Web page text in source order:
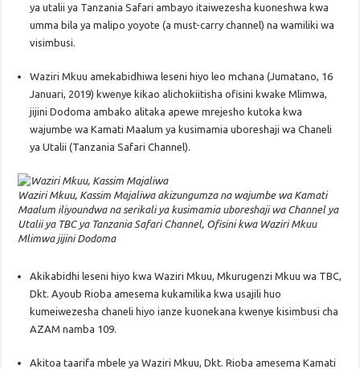
ya utalii ya Tanzania Safari ambayo itaiwezesha kuoneshwa kwa
umma bila ya malipo yoyote (a must-carry channel) na wamiliki wa
visimbusi.
Waziri Mkuu amekabidhiwa leseni hiyo leo mchana (Jumatano, 16
Januari, 2019) kwenye kikao alichokiitisha ofisini kwake Mlimwa,
jijini Dodoma ambako alitaka apewe mrejesho kutoka kwa
wajumbe wa Kamati Maalum ya kusimamia uboreshaji wa Chaneli
ya Utalii (Tanzania Safari Channel).
Waziri Mkuu, Kassim Majaliwa akizungumza na wajumbe wa Kamati
Maalum iliyoundwa na serikali ya kusimamia uboreshaji wa Channel ya
Utalii ya TBC ya Tanzania Safari Channel, Ofisini kwa Waziri Mkuu
Mlimwa jijini Dodoma
Akikabidhi leseni hiyo kwa Waziri Mkuu, Mkurugenzi Mkuu wa TBC,
Dkt. Ayoub Rioba amesema kukamilika kwa usajili huo
kumeiwezesha chaneli hiyo ianze kuonekana kwenye kisimbusi cha
AZAM namba 109.
Akitoa taarifa mbele ya Waziri Mkuu, Dkt. Rioba amesema Kamati